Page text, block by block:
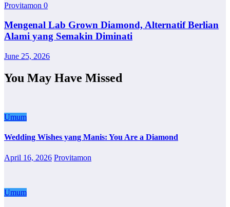
Provitamon 0
Mengenal Lab Grown Diamond, Alternatif Berlian
Alami yang Semakin Diminati
June 25, 2026
You May Have Missed
Umum
Wedding Wishes yang Manis: You Are a Diamond
April 16, 2026 Provitamon
Umum